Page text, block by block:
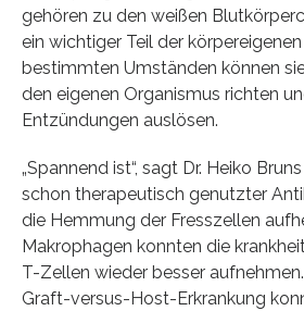
gehören zu den weißen
ein wichtiger Teil der
bestimmten Umständen können
den eigenen Organismus richten
Entzündungen auslösen.
„Spannend ist“, sagt Dr. Heiko
schon therapeutisch genutzter
die Hemmung der Fresszellen
Makrophagen konnten die
T-Zellen wieder besser
Graft-versus-Host-Erkrankung